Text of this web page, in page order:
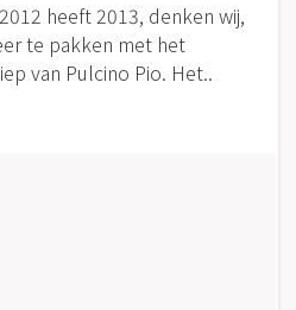
heeft 2013, denken wij,
te pakken met het
van Pulcino Pio. Het..